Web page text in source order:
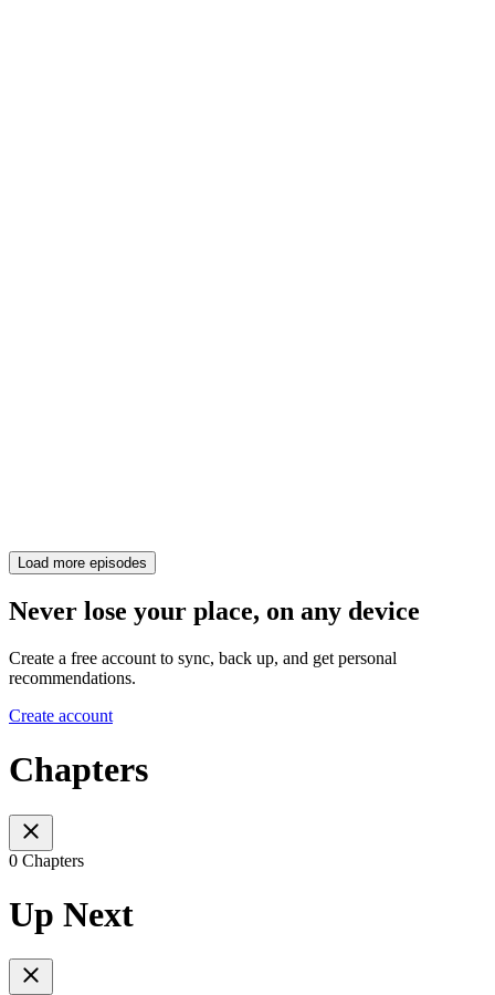
Load more episodes
Never lose your place, on any device
Create a free account to sync, back up, and get personal
recommendations.
Create account
Chapters
0 Chapters
Up Next